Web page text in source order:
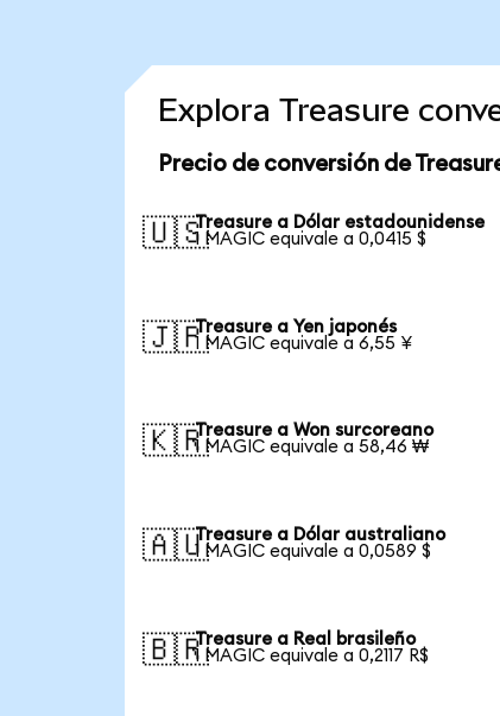
Explora Treasure
Precio de conversión de
🇺🇸Treasure a Dólar estadounidense
1 MAGIC equivale a 0,0415 $
🇯🇵Treasure a Yen japonés
1 MAGIC equivale a 6,55 ¥
🇰🇷Treasure a Won surcoreano
1 MAGIC equivale a 58,46 ₩
🇦🇺Treasure a Dólar australiano
1 MAGIC equivale a 0,0589 $
🇧🇷Treasure a Real brasileño
1 MAGIC equivale a 0,2117 R$